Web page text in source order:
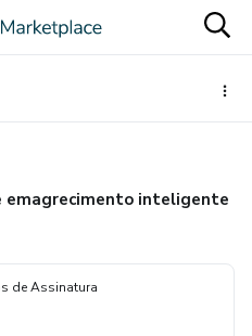
emagrecimento inteligente
de Assinatura